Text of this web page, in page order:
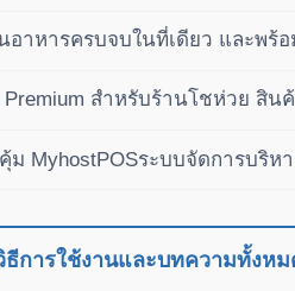
อาหารครบจบในที่เดียว และพร้
Premium สำหรับร้านโชห่วย สิน
ม MyhostPOSระบบจัดการบริห
ธีการใช้งานและบทความทั้งหม